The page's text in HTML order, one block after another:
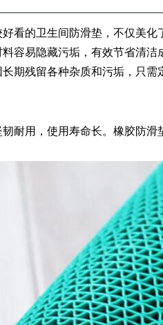
的卫生间防滑垫，不仅美化了
容易隐藏污垢，有效节省清洁
长期残留各种杂质和污垢，只
耐用，使用寿命长。橡胶防